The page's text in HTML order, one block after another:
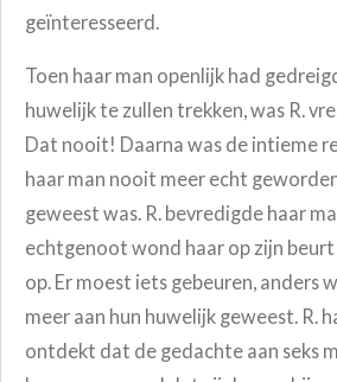
geïnteresseerd.
Toen haar man openlijk had
huwelijk te zullen trekken, was R.
Dat nooit! Daarna was de intieme
haar man nooit meer echt
geweest was. R. bevredigde haar
echtgenoot wond haar op zijn
op. Er moest iets gebeuren, anders
meer aan hun huwelijk geweest. R.
ontdekt dat de gedachte aan seks